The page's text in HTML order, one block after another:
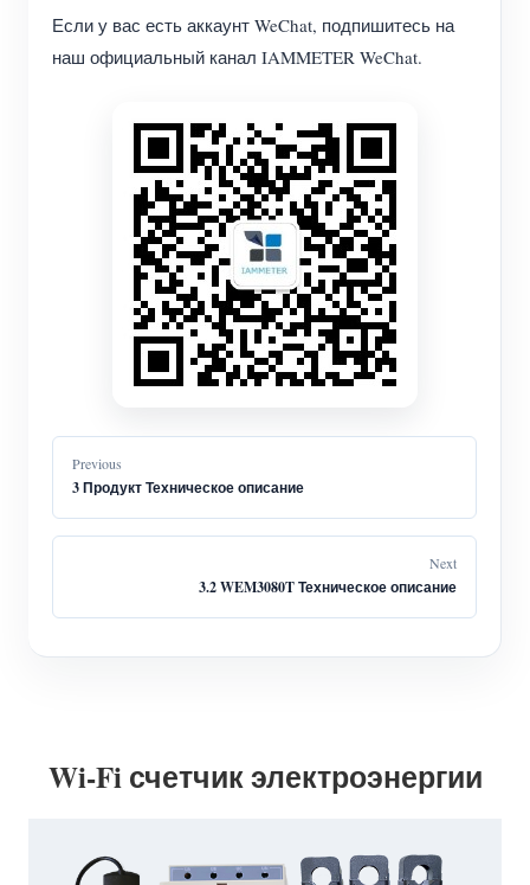
Если у вас есть аккаунт WeChat, подпишитесь на
наш официальный канал IAMMETER WeChat.
Previous
3 Продукт Техническое описание
Next
3.2 WEM3080T Техническое описание
Wi-Fi счетчик электроэнергии